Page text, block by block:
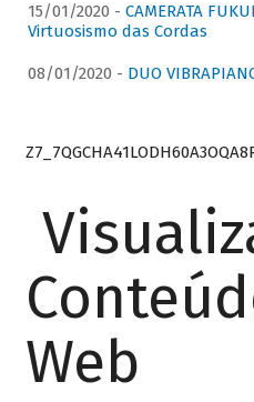
15/01/2020 - CAMERATA
Virtuosismo das Cordas
08/01/2020 - DUO
Web